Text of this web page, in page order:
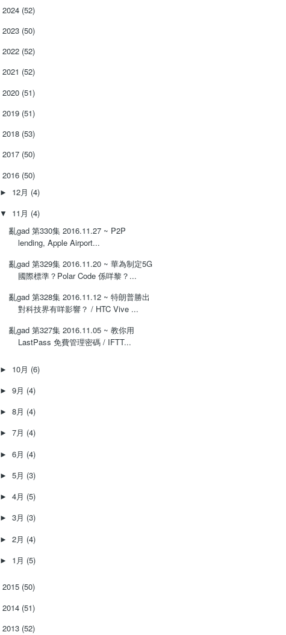
2024 (52)
2023 (50)
2022 (52)
2021 (52)
2020 (51)
2019 (51)
2018 (53)
2017 (50)
2016 (50)
► 12月 (4)
▼ 11月 (4)
亂gad 第330集 2016.11.27 ~ P2P
lending, Apple Airport...
亂gad 第329集 2016.11.20 ~ 華為制定5G
國際標準？Polar Code 係咩黎？...
亂gad 第328集 2016.11.12 ~ 特朗普勝出
對科技界有咩影響？ / HTC Vive ...
亂gad 第327集 2016.11.05 ~ 教你用
LastPass 免費管理密碼 / IFTT...
► 10月 (6)
► 9月 (4)
► 8月 (4)
► 7月 (4)
► 6月 (4)
► 5月 (3)
► 4月 (5)
► 3月 (3)
► 2月 (4)
► 1月 (5)
2015 (50)
2014 (51)
2013 (52)